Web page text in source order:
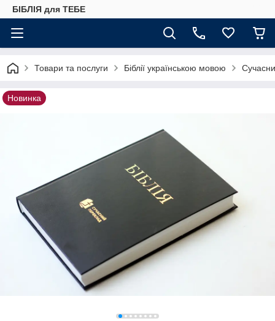
БІБЛІЯ для ТЕБЕ
Товари та послуги Біблії українською мовою
Новинка